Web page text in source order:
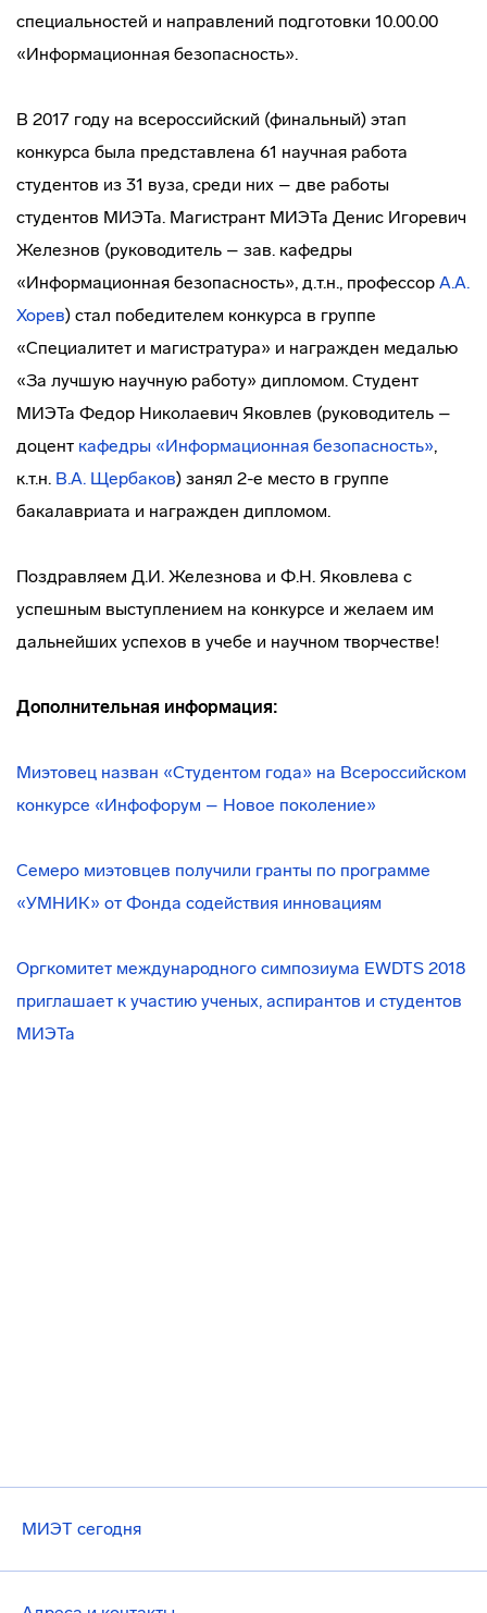
специальностей и направлений подготовки 10.00.00
«Информационная безопасность».
В 2017 году на всероссийский (финальный) этап
конкурса была представлена 61 научная работа
студентов из 31 вуза, среди них – две работы
студентов МИЭТа. Магистрант МИЭТа Денис Игоревич
Железнов (руководитель – зав. кафедры
«Информационная безопасность», д.т.н., профессор А.А.
Хорев) стал победителем конкурса в группе
«Специалитет и магистратура» и награжден медалью
«За лучшую научную работу» дипломом. Студент
МИЭТа Федор Николаевич Яковлев (руководитель –
доцент кафедры «Информационная безопасность»,
к.т.н. В.А. Щербаков) занял 2-е место в группе
бакалавриата и награжден дипломом.
Поздравляем Д.И. Железнова и Ф.Н. Яковлева с
успешным выступлением на конкурсе и желаем им
дальнейших успехов в учебе и научном творчестве!
Дополнительная информация:
Миэтовец назван «Студентом года» на Всероссийском
конкурсе «Инфофорум – Новое поколение»
Семеро миэтовцев получили гранты по программе
«УМНИК» от Фонда содействия инновациям
Оргкомитет международного симпозиума EWDTS 2018
приглашает к участию ученых, аспирантов и студентов
МИЭТа
МИЭТ сегодня